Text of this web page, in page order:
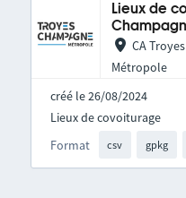
Lieux de
CA
Métropole
créé le 26/08/2024
Format csv gpkg
Lieux de covoiturage